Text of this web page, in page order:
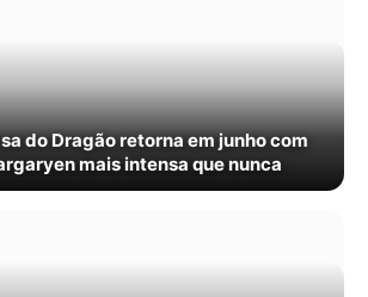
do Dragão retorna em junho com
mais intensa que nunca